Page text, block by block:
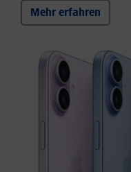
Mehr erfahren